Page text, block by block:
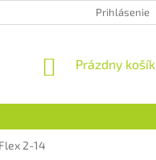
HODNOTENIE OBCHODU
Prihlásenie
NÁKUPNÝ
Prázdny košík
2-14